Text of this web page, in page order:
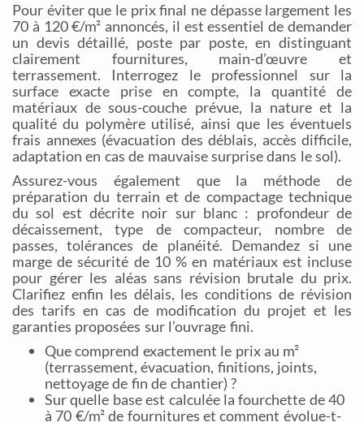
Pour éviter que le prix final ne dépasse largement les
70 à 120 €/m² annoncés, il est essentiel de demander
un devis détaillé, poste par poste, en distinguant
clairement fournitures, main-d’œuvre et
terrassement. Interrogez le professionnel sur la
surface exacte prise en compte, la quantité de
matériaux de sous-couche prévue, la nature et la
qualité du polymère utilisé, ainsi que les éventuels
frais annexes (évacuation des déblais, accès difficile,
adaptation en cas de mauvaise surprise dans le sol).
Assurez-vous également que la méthode de
préparation du terrain et de compactage technique
du sol est décrite noir sur blanc : profondeur de
décaissement, type de compacteur, nombre de
passes, tolérances de planéité. Demandez si une
marge de sécurité de 10 % en matériaux est incluse
pour gérer les aléas sans révision brutale du prix.
Clarifiez enfin les délais, les conditions de révision
des tarifs en cas de modification du projet et les
garanties proposées sur l’ouvrage fini.
Que comprend exactement le prix au m²
(terrassement, évacuation, finitions, joints,
nettoyage de fin de chantier) ?
Sur quelle base est calculée la fourchette de 40
à 70 €/m² de fournitures et comment évolue-t-